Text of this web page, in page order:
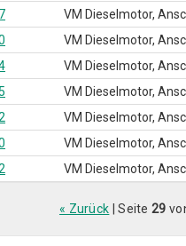
VM Dieselmotor,
VM Dieselmotor,
VM Dieselmotor,
VM Dieselmotor,
VM Dieselmotor,
VM Dieselmotor,
VM Dieselmotor,
« Zurück | Seite29